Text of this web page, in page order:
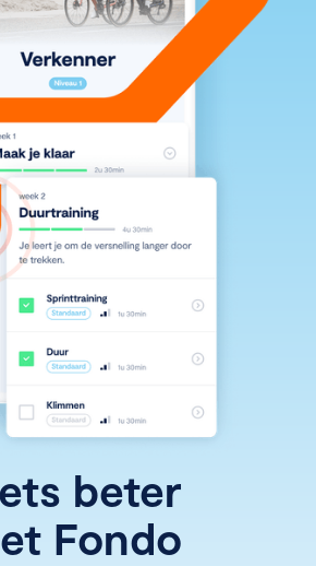
beter
Fondo